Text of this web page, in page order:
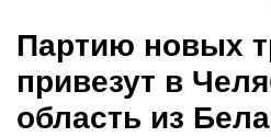
Партию новых
привезут в
область из